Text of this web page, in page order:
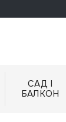
САД І
БАЛКОН